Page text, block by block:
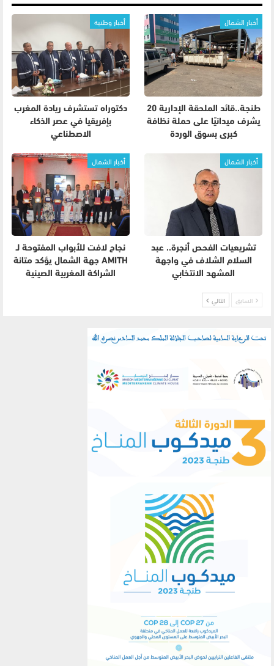
أخبار الشمال
طنجة..قائد الملحقة الإدارية 20
يشرف ميدانيًا على حملة نظافة
كبرى بسوق الوردة
أخبار وطنية
دكتوراه تستشرف ريادة المغرب
بإفريقيا في عصر الذكاء
الاصطناعي
أخبار الشمال
تشريعيات الفحص أنجرة.. عبد
السلام الشلاف في واجهة
المشهد الانتخابي
أخبار الشمال
نجاح لافت للأبواب المفتوحة لـ
AMITH جهة الشمال يؤكد متانة
الشراكة المغربية الصينية
السابق التالي